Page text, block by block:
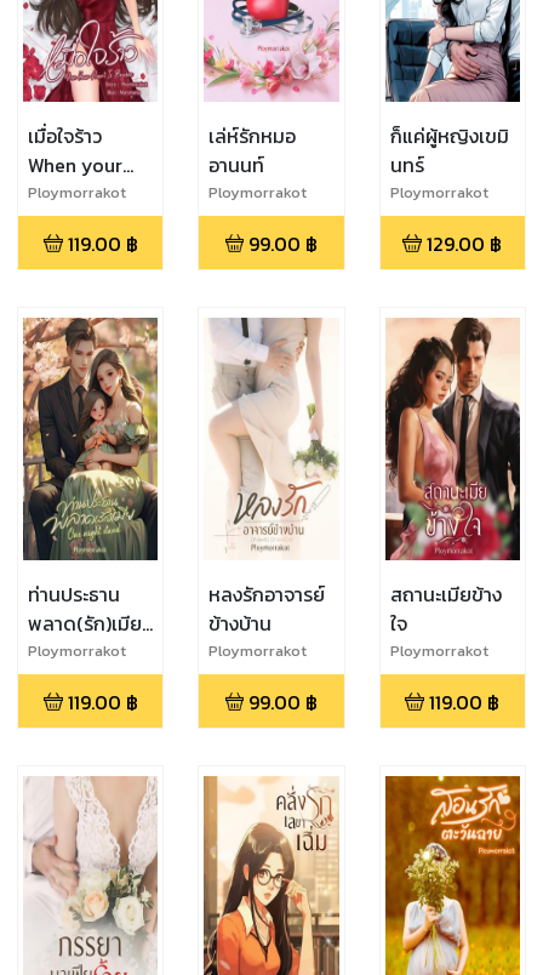
เมื่อใจร้าว
When your
Heart is
Broken
Ploymorrakot
119.00 ฿
เล่ห์รักหมอ
อานนท์
Ploymorrakot
99.00 ฿
ก็แค่ผู้หญิงเขมิ
นทร์
Ploymorrakot
129.00 ฿
ท่านประธาน
พลาด(รัก)เมีย
One night
stand
Ploymorrakot
119.00 ฿
หลงรักอาจารย์
ข้างบ้าน
Ploymorrakot
99.00 ฿
สถานะเมียข้าง
ใจ
Ploymorrakot
119.00 ฿